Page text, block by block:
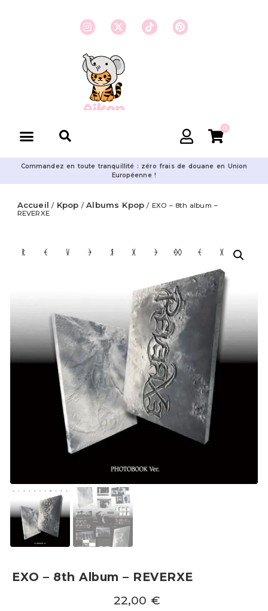
0
Commandez en toute tranquillité : zéro frais de douane en Union
Européenne !
Accueil / Kpop /Albums Kpop/ EXO – 8th album –
REVERXE
EXO – 8th Album – REVERXE
22,00 €